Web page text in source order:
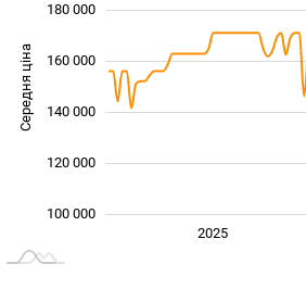
Середня ціна
100 000
120 000
140 000
160 000
180 000
2025